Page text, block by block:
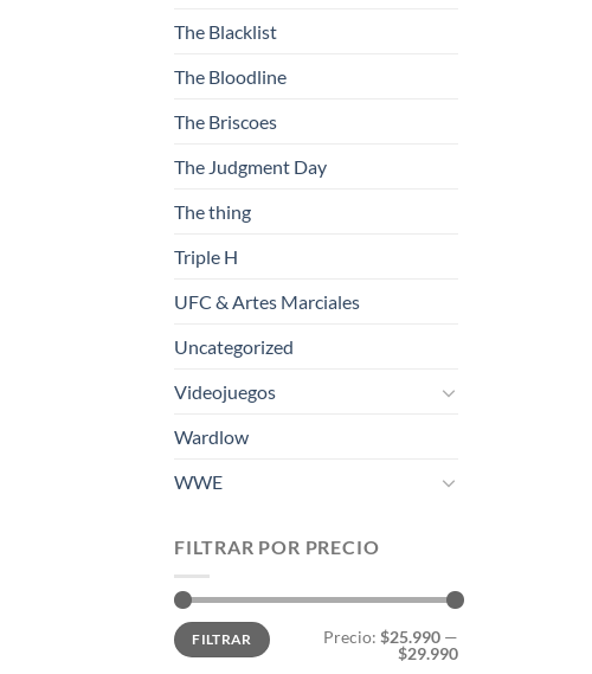
The Blacklist
The Bloodline
The Briscoes
The Judgment Day
The thing
Triple H
UFC & Artes Marciales
Uncategorized
Videojuegos
Wardlow
WWE
FILTRAR POR PRECIO
Precio
mínimo
Precio
máximo
FILTRAR Precio: $25.990 —
$29.990